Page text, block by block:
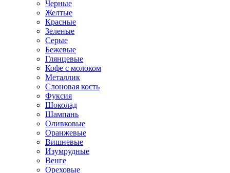
Черные
Желтые
Красные
Зеленые
Серые
Бежевые
Глянцевые
Кофе с молоком
Металлик
Слоновая кость
Фуксия
Шоколад
Шампань
Оливковые
Оранжевые
Вишневые
Изумрудные
Венге
Ореховые